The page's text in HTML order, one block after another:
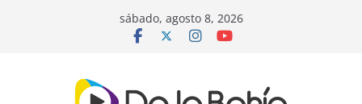
sábado, agosto 8, 2026